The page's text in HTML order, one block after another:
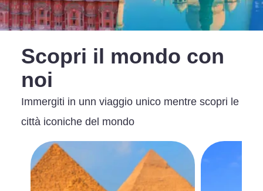
Scopri il mondo con
noi
Immergiti in unn viaggio unico mentre scopri le
città iconiche del mondo